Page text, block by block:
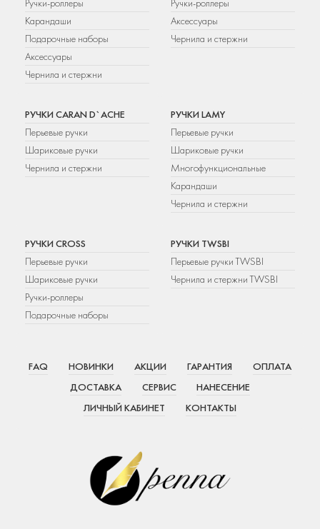
Ручки-роллеры
Карандаши
Подарочные наборы
Аксессуары
Чернила и стержни
Ручки-роллеры
Аксессуары
Чернила и стержни
РУЧКИ CARAN D`ACHE
Перьевые ручки
Шариковые ручки
Чернила и стержни
РУЧКИ LAMY
Перьевые ручки
Шариковые ручки
Многофункциональные
Карандаши
Чернила и стержни
РУЧКИ CROSS
Перьевые ручки
Шариковые ручки
Ручки-роллеры
Подарочные наборы
РУЧКИ TWSBI
Перьевые ручки TWSBI
Чернила и стержни TWSBI
FAQ НОВИНКИ АКЦИИ ГАРАНТИЯ
ОПЛАТА
ДОСТАВКА
СЕРВИС
НАНЕСЕНИЕ
ЛИЧНЫЙ КАБИНЕТ
КОНТАКТЫ